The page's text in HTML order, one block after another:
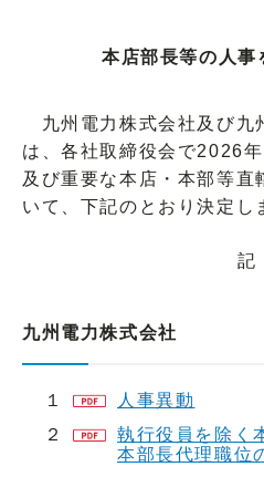
本店部長等の人事
九州電力株式会社及び九
は、各社取締役会で2026
及び重要な本店・本部等直
いて、下記のとおり決定し
記
九州電力株式会社
１ 人事異動
２
執行役員を除く
本部長代理職位